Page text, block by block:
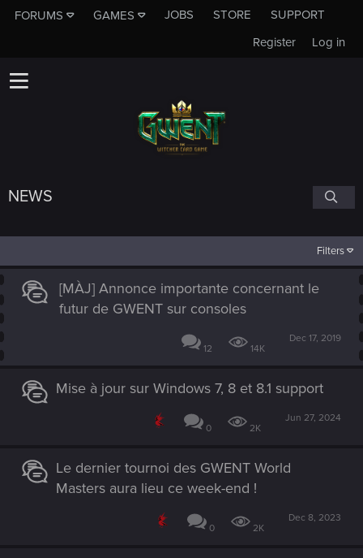
FORUMS GAMES JOBS STORE
SUPPORT
Log in
Register
NEWS
Filters
[MÀJ] Annonce importante concernant le
futur de GWENT sur consoles
12 14K
Dec 17, 2019
Mise à jour sur Windows 7, 8 et 8.1 support
0 2K
Jun 27, 2024
Le dernier tournoi des GWENT World
Masters aura lieu ce week-end !
0 2K
Dec 8, 2023